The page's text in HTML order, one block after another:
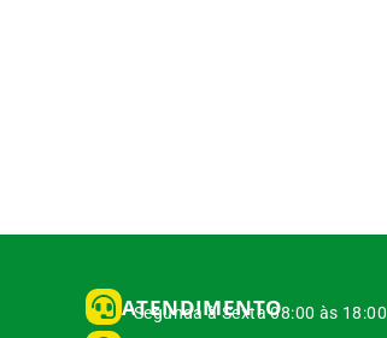
ATENDIMENTO
Segunda à Sexta 08:00 às 18:00